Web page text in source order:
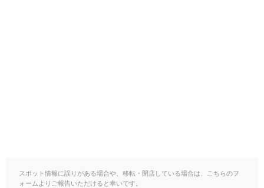
スポット情報に誤りがある場合や、移転・閉店している場合は、こちらのフ
ォームよりご報告いただけると幸いです。